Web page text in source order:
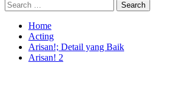
Home
Acting
Arisan!; Detail yang Baik
Arisan! 2